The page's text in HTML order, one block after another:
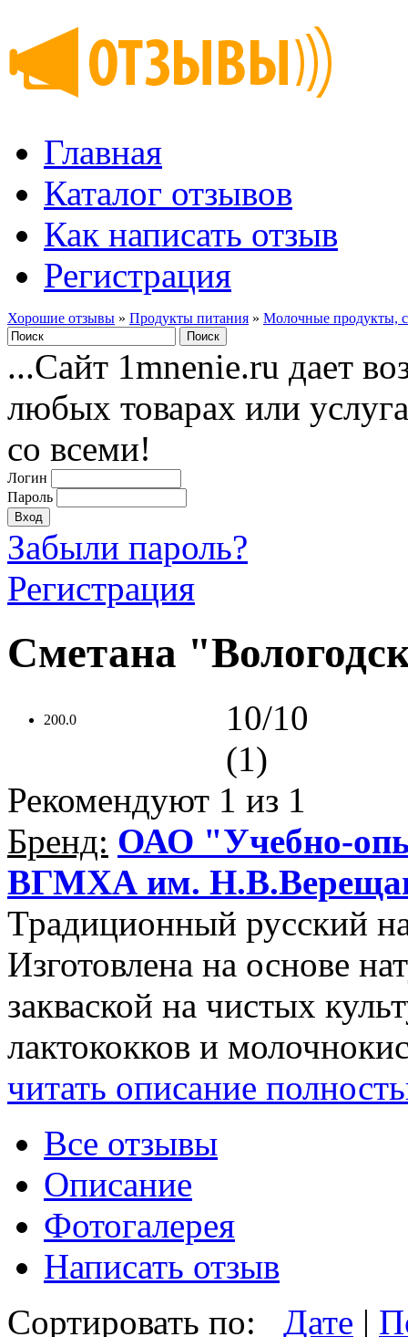
Главная
Каталог отзывов
Как написать отзыв
Регистрация
Хорошие отзывы » Продукты питания » Молочные продукты,
...Сайт 1mnenie.ru дает
любых товарах или
со всеми!
Логин
Пароль
Забыли пароль?
Регистрация
Сметана
200.0
10/10
(1)
Рекомендуют 1 из 1
Бренд: ОАО "Учебно-
ВГМХА им.
Традиционный русский
Изготовлена на основе
закваской на чистых
лактококков и
читать описание
Все отзывы
Описание
Фотогалерея
Написать отзыв
Сортировать по:
Дате |